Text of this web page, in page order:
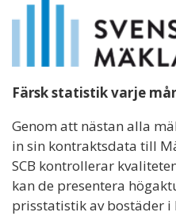
Färsk statistik varje
Genom att nästan alla
in sin kontraktsdata till
SCB kontrollerar
kan de presentera
prisstatistik av bostäder i